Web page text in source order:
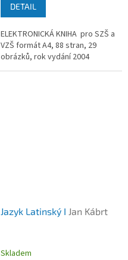
DETAIL
ELEKTRONICKÁ KNIHA pro SZŠ a
VZŠ formát A4, 88 stran, 29
obrázků, rok vydání 2004
Jazyk Latinský I Jan Kábrt
Skladem